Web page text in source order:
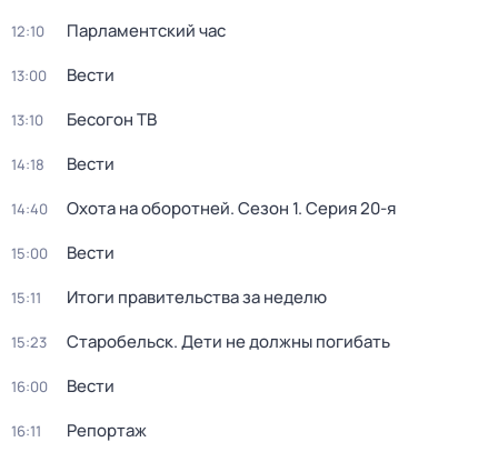
12:10 Парламентский час
13:00 Вести
13:10 Бесогон ТВ
14:18 Вести
14:40 Охота на оборотней. Сезон 1. Серия 20-я
15:00 Вести
15:11 Итоги правительства за неделю
15:23 Старобельск. Дети не должны погибать
16:00 Вести
16:11 Репортаж